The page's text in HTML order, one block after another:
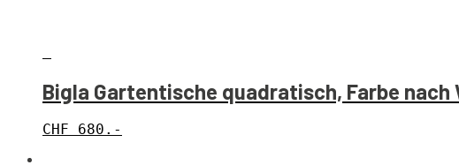
Bigla Gartentische quadratisch, Farbe nach
CHF 680.-